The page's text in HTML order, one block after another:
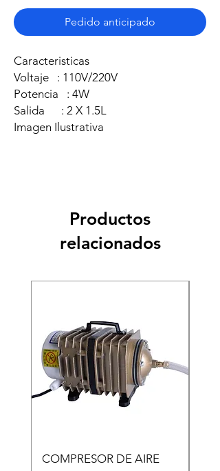
Pedido anticipado
Caracteristicas
Voltaje : 110V/220V
Potencia : 4W
Salida : 2 X 1.5L
Imagen Ilustrativa
Productos
relacionados
COMPRESOR DE AIRE